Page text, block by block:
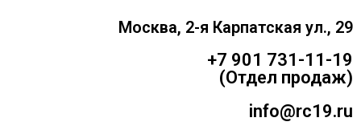
Москва, 2-я Карпатская ул., 29
+7 901 731-11-19
(Отдел продаж)
info@rc19.ru